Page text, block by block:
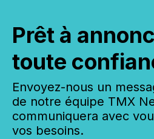
Prêt à
toute
Envoyez-nous un
de notre équipe TMX
communiquera avec
vos besoins.